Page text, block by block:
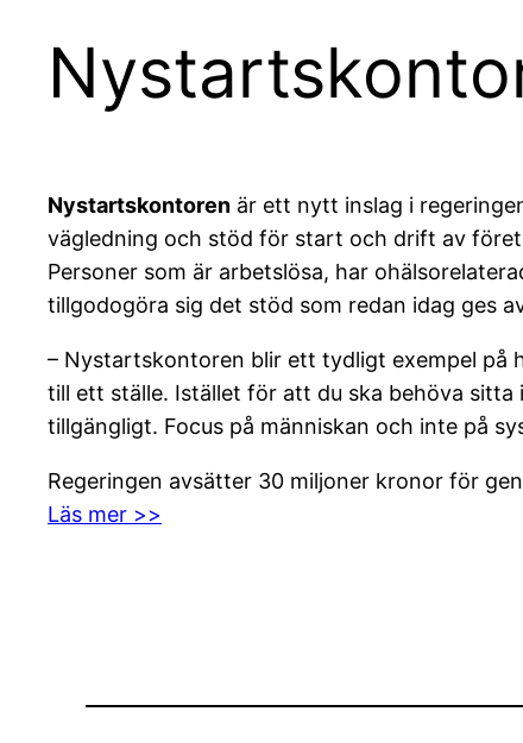
Nystartskontoren är ett nytt inslag i
vägledning och stöd för start och drift av
Personer som är arbetslösa, har
tillgodogöra sig det stöd som redan idag ges
– Nystartskontoren blir ett tydligt exempel på
till ett ställe. Istället för att du ska behöva
tillgängligt. Focus på människan och inte på
Regeringen avsätter 30 miljoner kronor för
Läs mer >>